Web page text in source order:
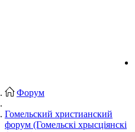
Форум
Гомельский христианский
форум (Гомельскі хрысціянскі